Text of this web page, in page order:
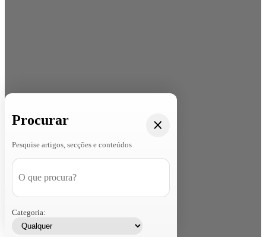
Procurar
Pesquise artigos, secções e conteúdos
Categoria: